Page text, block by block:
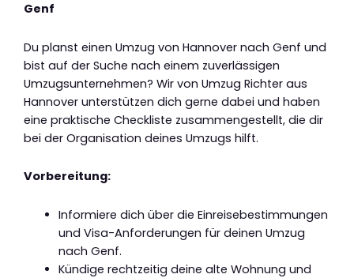
Genf
Du planst einen Umzug von Hannover nach Genf und
bist auf der Suche nach einem zuverlässigen
Umzugsunternehmen? Wir von Umzug Richter aus
Hannover unterstützen dich gerne dabei und haben
eine praktische Checkliste zusammengestellt, die dir
bei der Organisation deines Umzugs hilft.
Vorbereitung:
Informiere dich über die Einreisebestimmungen
und Visa-Anforderungen für deinen Umzug
nach Genf.
Kündige rechtzeitig deine alte Wohnung und